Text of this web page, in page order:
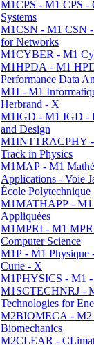
M1CPS - M1 CPS -
Systems
M1CSN - M1 CSN -
for Networks
M1CYBER - M1
M1HPDA - M1
Performance Data
M1I - M1
Herbrand - X
M1IGD - M1 IGD -
and Design
M1INTTRACPHY -
Track in Physics
M1MAP - M1
Applications - Voie
École Polytechnique
M1MATHAPP - M1
Appliquées
M1MPRI - M1
Computer Science
M1P - M1 Physique
Curie - X
M1PHYSICS - M1 -
M1SCTECHNRJ -
Technologies for
M2BIOMECA - M2
Biomechanics
M2CLEAR -